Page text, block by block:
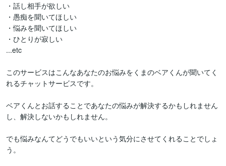
・話し相手が欲しい
・愚痴を聞いてほしい
・悩みを聞いてほしい
・ひとりが寂しい
...etc
このサービスはこんなあなたのお悩みをくまのベアくんが聞いてく
れるチャットサービスです。
ベアくんとお話することであなたの悩みが解決するかもしれません
し、解決しないかもしれません。
でも悩みなんてどうでもいいという気分にさせてくれることでしょ
う。